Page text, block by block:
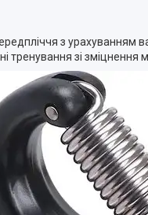
з урахуванням
тренування зі зміцнення